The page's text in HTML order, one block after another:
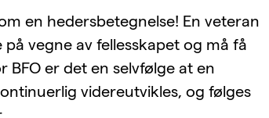
en hedersbetegnelse! En veteran
vegne av fellesskapet og må få
er det en selvfølge at en
videreutvikles, og følges